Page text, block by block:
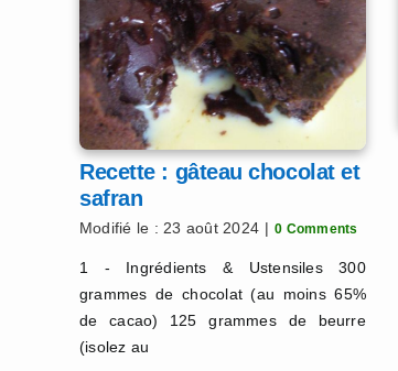
Recette : gâteau chocolat et
safran
Modifié le : 23 août 2024 | 0 Comments
1 - Ingrédients & Ustensiles 300
grammes de chocolat (au moins 65%
de cacao) 125 grammes de beurre
(isolez au